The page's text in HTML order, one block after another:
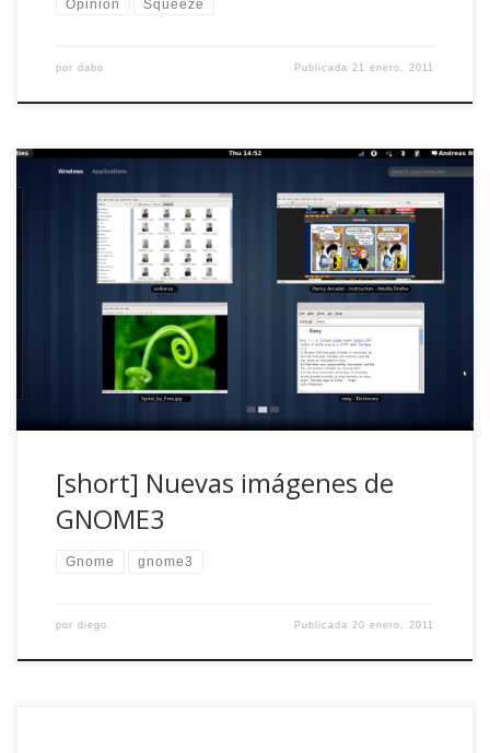
Opinión Squeeze
por dabo Publicada21 enero, 2011
La gente de GNOME ha querido mostrar como será la
nueva (y esperada) versión 3 del fantástico gestor de
escritorios. Y si, soy poco objetivo pero ya aparecerá Dabo
para hablar de KDE :). Para enseñarnos cómo es la interfaz
y, de paso, ponernos los dientes largos como a un […]
[short] Nuevas imágenes de
GNOME3
Gnome gnome3
por diego Publicada20 enero, 2011